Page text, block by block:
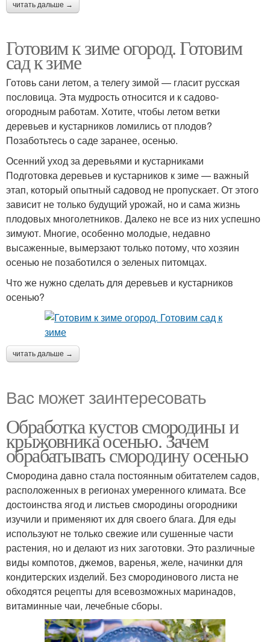
читать дальше →
Готовим к зиме огород. Готовим
сад к зиме
Готовь сани летом, а телегу зимой — гласит русская
пословица. Эта мудрость относится и к садово-
огородным работам. Хотите, чтобы летом ветки
деревьев и кустарников ломились от плодов?
Позаботьтесь о саде заранее, осенью.
Осенний уход за деревьями и кустарниками
Подготовка деревьев и кустарников к зиме — важный
этап, который опытный садовод не пропускает. От этого
зависит не только будущий урожай, но и сама жизнь
плодовых многолетников. Далеко не все из них успешно
зимуют. Многие, особенно молодые, недавно
высаженные, вымерзают только потому, что хозяин
осенью не позаботился о зеленых питомцах.
Что же нужно сделать для деревьев и кустарников
осенью?
читать дальше →
Вас может заинтересовать
Обработка кустов смородины и
крыжовника осенью. Зачем
обрабатывать смородину осенью
Смородина давно стала постоянным обитателем садов,
расположенных в регионах умеренного климата. Все
достоинства ягод и листьев смородины огородники
изучили и применяют их для своего блага. Для еды
используют не только свежие или сушенные части
растения, но и делают из них заготовки. Это различные
виды компотов, джемов, варенья, желе, начинки для
кондитерских изделий. Без смородинового листа не
обходятся рецепты для всевозможных маринадов,
витаминные чаи, лечебные сборы.